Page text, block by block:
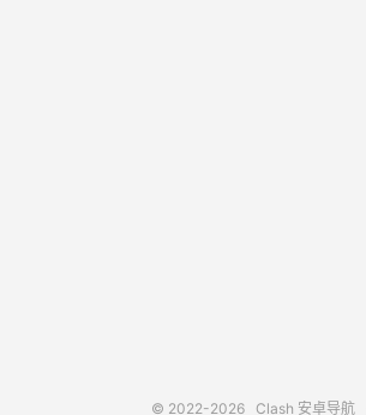
© 2022-2026 Clash 安卓导航